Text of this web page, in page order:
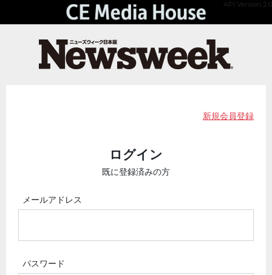
API Version 2.0
新規会員登録
ログイン
既に登録済みの方
メールアドレス
パスワード